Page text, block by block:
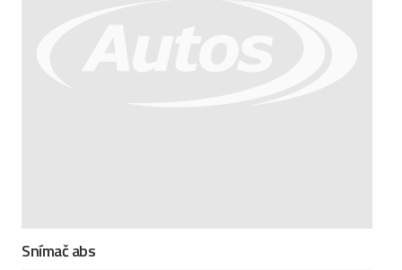
Snímač abs